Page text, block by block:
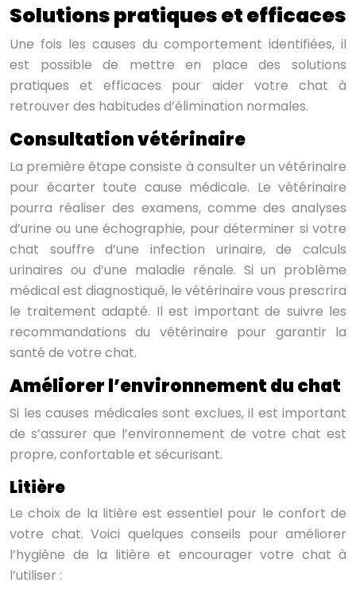
Solutions pratiques et efficaces
Une fois les causes du comportement identifiées, il
est possible de mettre en place des solutions
pratiques et efficaces pour aider votre chat à
retrouver des habitudes d’élimination normales.
Consultation vétérinaire
La première étape consiste à consulter un vétérinaire
pour écarter toute cause médicale. Le vétérinaire
pourra réaliser des examens, comme des analyses
d’urine ou une échographie, pour déterminer si votre
chat souffre d’une infection urinaire, de calculs
urinaires ou d’une maladie rénale. Si un problème
médical est diagnostiqué, le vétérinaire vous prescrira
le traitement adapté. Il est important de suivre les
recommandations du vétérinaire pour garantir la
santé de votre chat.
Améliorer l’environnement du chat
Si les causes médicales sont exclues, il est important
de s’assurer que l’environnement de votre chat est
propre, confortable et sécurisant.
Litière
Le choix de la litière est essentiel pour le confort de
votre chat. Voici quelques conseils pour améliorer
l’hygiène de la litière et encourager votre chat à
l’utiliser :